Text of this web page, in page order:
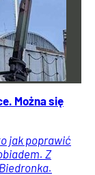
Można się
jak poprawić
Z